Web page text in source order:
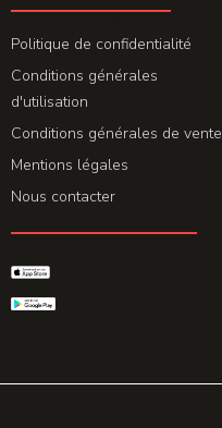
Politique de confidentialité
Conditions générales
d'utilisation
Conditions générales de vente
Mentions légales
Nous contacter